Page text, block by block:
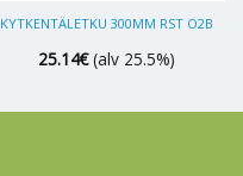
KYTKENTÄLETKU 300MM RST O2B
25.14€ (alv 25.5%)